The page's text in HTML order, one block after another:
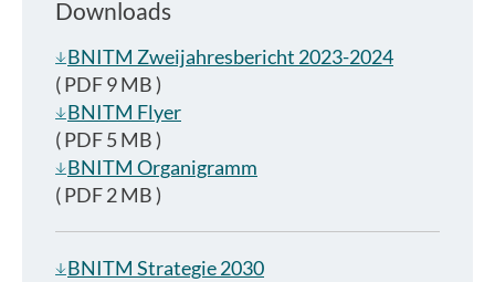
Downloads
BNITM Zweijahresbericht 2023-2024
( PDF 9 MB )
BNITM Flyer
( PDF 5 MB )
BNITM Organigramm
( PDF 2 MB )
BNITM Strategie 2030